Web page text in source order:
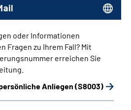
oder Informationen
Fragen zu Ihrem Fall? Mit
erreichen Sie
Anliegen (S8003)